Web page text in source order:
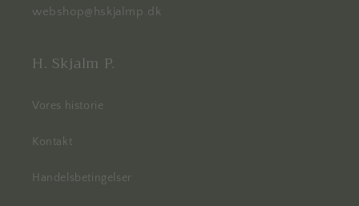
webshop@hskjalmp.dk
H. Skjalm P.
Vores historie
Kontakt
Handelsbetingelser